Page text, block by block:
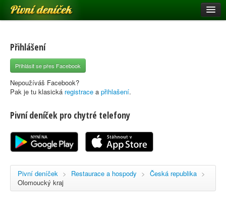
Pivní deníček
Pivní mapa
Pivní značky
Nápověda
Registrace
Přihlášení
Přihlásit se přes Facebook
Nepoužíváš Facebook?
Pak je tu klasická registrace a přihlašení.
Pivní deníček pro chytré telefony
Pivní deníček > Restaurace a hospody > Česká republika >
Olomoucký kraj